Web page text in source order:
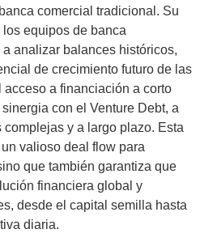
comercial tradicional. Su
equipos de banca
analizar balances históricos,
de crecimiento futuro de las
a financiación a corto
con el Venture Debt, a
y a largo plazo. Esta
valioso deal flow para
que también garantiza que
financiera global y
desde el capital semilla hasta
diaria.